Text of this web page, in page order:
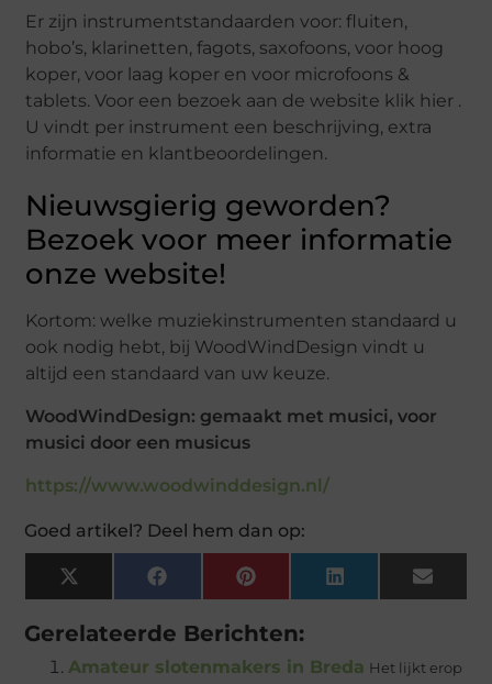
Er zijn instrumentstandaarden voor: fluiten,
hobo’s, klarinetten, fagots, saxofoons, voor hoog
koper, voor laag koper en voor microfoons &
tablets. Voor een bezoek aan de website klik hier .
U vindt per instrument een beschrijving, extra
informatie en klantbeoordelingen.
Nieuwsgierig geworden?
Bezoek voor meer informatie
onze website!
Kortom: welke muziekinstrumenten standaard u
ook nodig hebt, bij WoodWindDesign vindt u
altijd een standaard van uw keuze.
WoodWindDesign: gemaakt met musici, voor
musici door een musicus
https://www.woodwinddesign.nl/
Goed artikel? Deel hem dan op:
X
(Twitter)
FacebookPinterestLinkedIn Email
Gerelateerde Berichten:
Amateur slotenmakers in Breda Het lijkt erop